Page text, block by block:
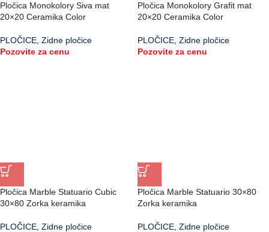
Pločica Monokolory Siva mat
20×20 Ceramika Color
PLOČICE Zidne pločice
Pozovite za cenu
Pločica Monokolory Grafit mat
20×20 Ceramika Color
PLOČICE Zidne pločice
Pozovite za cenu
Pločica Marble Statuario Cubic
30×80 Zorka keramika
PLOČICE Zidne pločice
Pločica Marble Statuario 30×80
Zorka keramika
PLOČICE Zidne pločice